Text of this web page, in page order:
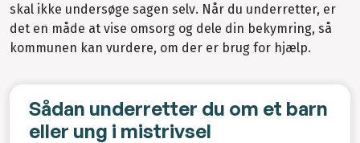
skal ikke undersøge sagen selv. Når du underretter, er
det en måde at vise omsorg og dele din bekymring, så
kommunen kan vurdere, om der er brug for hjælp.
Sådan underretter du om et barn
eller ung i mistrivsel